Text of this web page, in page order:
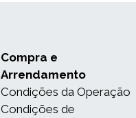
Compra e
Arrendamento
Condições da Operação
Condições de